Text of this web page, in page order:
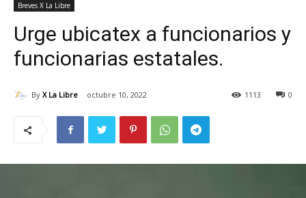
Breves X La Libre
Urge ubicatex a funcionarios y
funcionarias estatales.
By X La Libre octubre 10, 2022 0
1113